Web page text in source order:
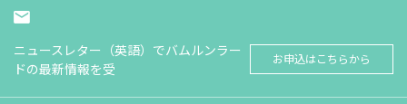
ニュースレター（英語）でバムルンラー
ドの最新情報を受
お申込はこちらから